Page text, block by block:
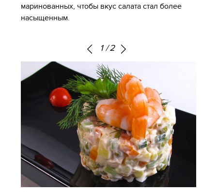
маринованных, чтобы вкус салата стал более
насыщенным.
1/2